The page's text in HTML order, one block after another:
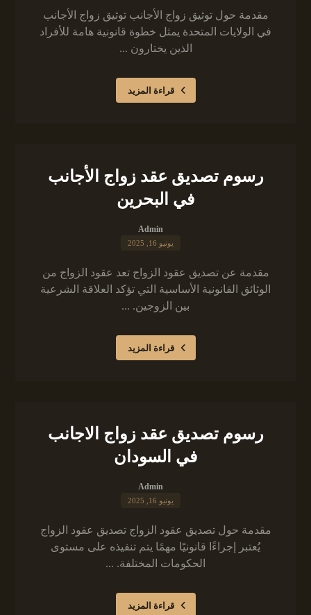
مقدمة حول توثيق زواج الأجانب توثيق زواج الأجانب
في الولايات المتحدة يمثل خطوة قانونية هامة للأفراد
الذين يختارون ...
قراءة المزيد
رسوم تصديق عقد زواج الأجانب
في البحرين
Admin
يونيو 16, 2025
مقدمة عن تصديق عقود الزواج تعد عقود الزواج من
الوثائق القانونية الأساسية التي تؤكد العلاقة الشرعية
بين الزوجين. ...
قراءة المزيد
رسوم تصديق عقد زواج الاجانب
في السودان
Admin
يونيو 16, 2025
مقدمة حول تصديق عقود الزواج تصديق عقود الزواج
يُعتبر إجراءًا قانونيًا مهمًا يتم تنفيذه على مستوى
الحكومات المختلفة. ...
قراءة المزيد